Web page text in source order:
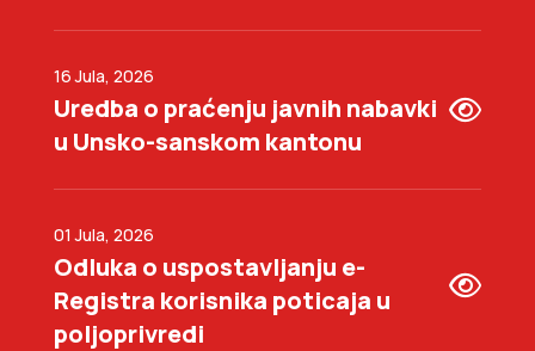
16 Jula, 2026
Uredba o praćenju javnih nabavki
u Unsko-sanskom kantonu
01 Jula, 2026
Odluka o uspostavljanju e-
Registra korisnika poticaja u
poljoprivredi